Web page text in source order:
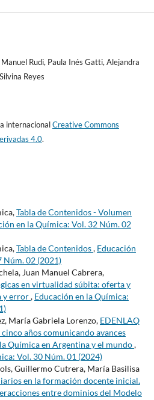
Rudi, Paula Inés Gatti, Alejandra
Reyes
internacionalCreative Commons
4.0.
Tabla de Contenidos - Volumen
en la Química: Vol. 32 Núm. 02
Tabla de Contenidos, Educación
Núm. 02 (2021)
Juan Manuel Cabrera,
en virtualidad súbita: oferta y
y error, Educación en la Química:
María Gabriela Lorenzo, EDENLAQ
años comunicando avances
Química en Argentina y el mundo,
Vol. 30 Núm. 01 (2024)
Guillermo Cutrera, María Basilisa
en la formación docente inicial.
entre dominios del Modelo